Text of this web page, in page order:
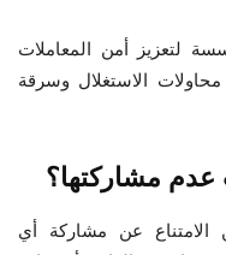
لتعزيز أمن المعاملات
محاولات الاستغلال وسرقة
عدم مشاركتها؟
عن مشاركة أي